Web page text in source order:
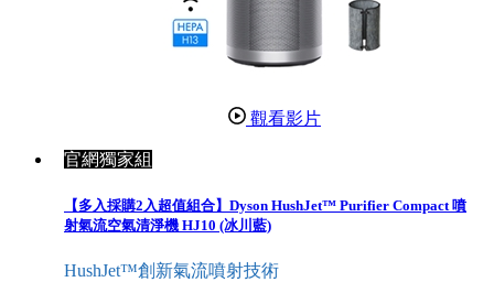
觀看影片
官網獨家組
【多入採購2入超值組合】Dyson HushJet™ Purifier Compact 噴
射氣流空氣清淨機 HJ10 (冰川藍)
HushJet™創新氣流噴射技術